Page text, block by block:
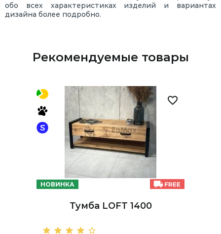
обо всех характеристиках изделий и вариантах
дизайна более подробно.
Рекомендуемые товары
НОВИНКА
Тумба LOFT 1400